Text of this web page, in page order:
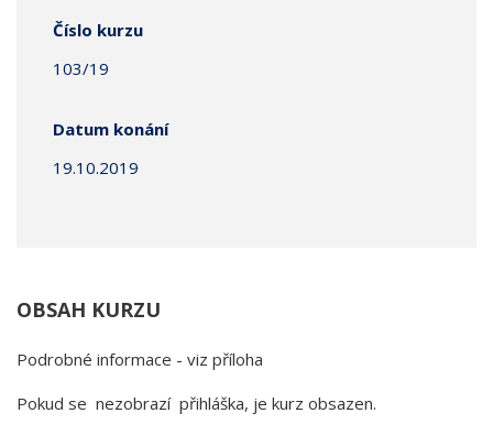
Číslo kurzu
103/19
Datum konání
19.10.2019
OBSAH KURZU
Podrobné informace - viz příloha
Pokud se nezobrazí přihláška, je kurz obsazen.